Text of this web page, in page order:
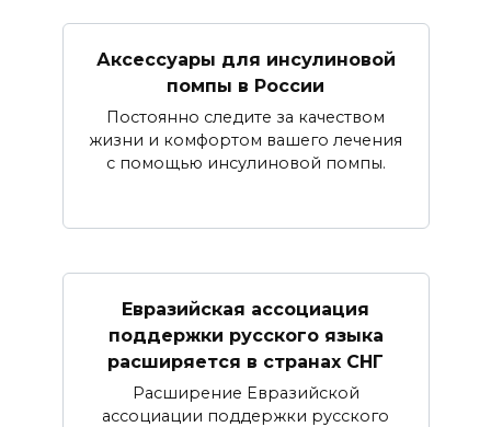
Аксессуары для инсулиновой
помпы в России
Постоянно следите за качеством
жизни и комфортом вашего лечения
с помощью инсулиновой помпы.
Евразийская ассоциация
поддержки русского языка
расширяется в странах СНГ
Расширение Евразийской
ассоциации поддержки русского